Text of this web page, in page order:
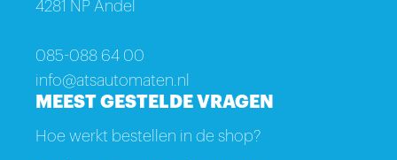
4281 NP Andel
085-088 64 00
info@atsautomaten.nl
MEEST GESTELDE VRAGEN
Hoe werkt bestellen in de shop?